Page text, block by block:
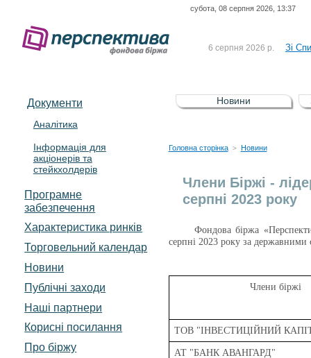
субота, 08 серпня 2026, 13:37
6 серпня 2026 р. Зі
5 серпня 2026 р.
Зі
UA4000232607)
4 серпня 2026 р.
Документи
Аналітика
Інформація для
акціонерів та
стейкхолдерів
Програмне
забезпечення
Характеристика pинків
Торговельний календар
Новини
Публічні заходи
Наші партнери
Корисні посилання
Про біржу
Новини
Головна сторінка > Новини
Члени Біржі -
серпні 2023 року
Фондова біржа
серпні 2023 року за державними
Члени біржі
ТОВ "ІНВЕСТИЦІЙНИЙ
АТ "БАНК АВАНГАРД"